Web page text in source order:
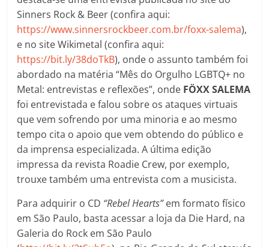
Sinners Rock & Beer (confira aqui:
https://www.sinnersrockbeer.com.br/foxx-salema),
e no site Wikimetal (confira aqui:
https://bit.ly/38doTkB), onde o assunto também foi
abordado na matéria “Mês do Orgulho LGBTQ+ no
Metal: entrevistas e reflexões”, onde FÖXX SALEMA
foi entrevistada e falou sobre os ataques virtuais
que vem sofrendo por uma minoria e ao mesmo
tempo cita o apoio que vem obtendo do público e
da imprensa especializada. A última edição
impressa da revista Roadie Crew, por exemplo,
trouxe também uma entrevista com a musicista.
Para adquirir o CD “Rebel Hearts”em formato físico
em São Paulo, basta acessar a loja da Die Hard, na
Galeria do Rock em São Paulo